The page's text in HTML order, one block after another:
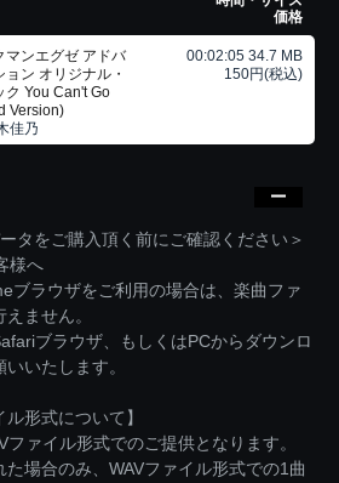
価格
マンエグゼ アドバ
ン オリジナル・
ク You Can't Go
Version)
佳乃
00:02:05 34.7 MB
150円(税込)
タをご購入頂く前にご確認ください＞
様へ
ブラウザをご利用の場合は、楽曲ファ
ません。
ブラウザ、もしくはPCからダウンロ
いたします。
形式について】
ファイル形式でのご提供となります。
場合のみ、WAVファイル形式での1曲